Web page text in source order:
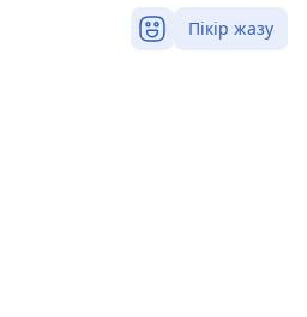
Пікір жазу